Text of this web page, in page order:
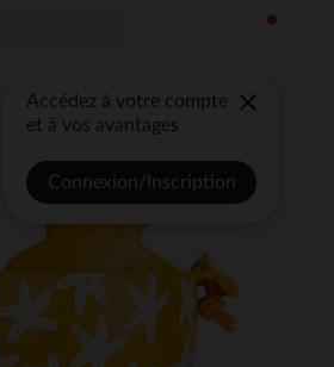
Accédez à votre compte
et à vos avantages
Connexion/Inscription